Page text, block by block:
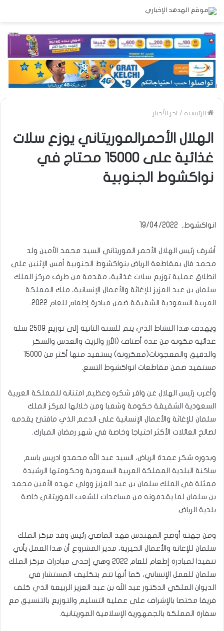
الرئيسية / آخر الأخبار
الهلال الأحمرالموريتاني يوزع سلات
غذائية على 15000 محتاج في
نواكشوط الجنوبية
انواكشوط, 19/04/2022
أشرف رئيس الهلال الأحمر الموريتاني السيد محمد الأمين ولد
محمد فال بمقاطعة الرياض بنواكشوط الجنوبية أمس الإثنين على
انطلاق عملية توزيع سلات غذائية، مقدمة من طرف مركز الملك
سلمان بن عبد العزيز للإغاثة والأعمال الإنسانية، ملك المملكة
العربية السعودية الشقيقة ضمن مبادرة إطعام للعام 2022.
ويهدف هذا النشاط الذي يتم للسنة الثانية إلى توزيع 2509 سلة
غذائية مكونة من عدة أصناف (الأرز والزيت والعدس والسكر
والدقيق والمعجونات(معكرونة) يستفيد منها أكثر من 15000
مستفيد ضمن مقاطعات انواكشوط التسع.
وأعرب رئيس الهلال عن وافر شكره وعظيم امتنانه للمملكة العربية
السعودية الشقيقة حكومة وشعبا ومن خلالها لمركز الملك
سلمان للإغاثة والأعمال الإنسانية على الدعم الذي مافتئ يقدمه
لصالح العائلات الأكثر احتياجا وخاصة في شهر رمضان المبارك.
وبدوره شكر عمدة الرياض، السيد عبد الله محمدو ادريس باسم
ساكنة البلدية المملكة العربية السعودية وحكومتها الرشيدة
ممثلة في الملك سلمان بن عبد العزيز وولي عهده الأمين محمد
بن سلمان لما يقدمونه من مساعدات للشعب الموريتاني خاصة
بلدية الرياض.
ومن جهته أوضح المهندس فهد الماضي رئيس وفد مركز الملك
سلمان للإغاثة والأعمال الخيرية، مدير المشروع أن هذا العمل يأتي
تنفيذا لمبادرة إطعام للعام 2022 وهي إحدى مبادرات مركز الملك
سلمان للعمل الإنساني، كما أنها تتم بتكليف المستشار في
الديوان الملكي الدكتور عبد الله بن عبد العزيز الربيعة الذي كلف
فريقا مختصا بالإشراف على عملية التسليم والتوزيع بالتنسيق مع
سفارة المملكة بالجمهورية الإسلامية الموريتانية.